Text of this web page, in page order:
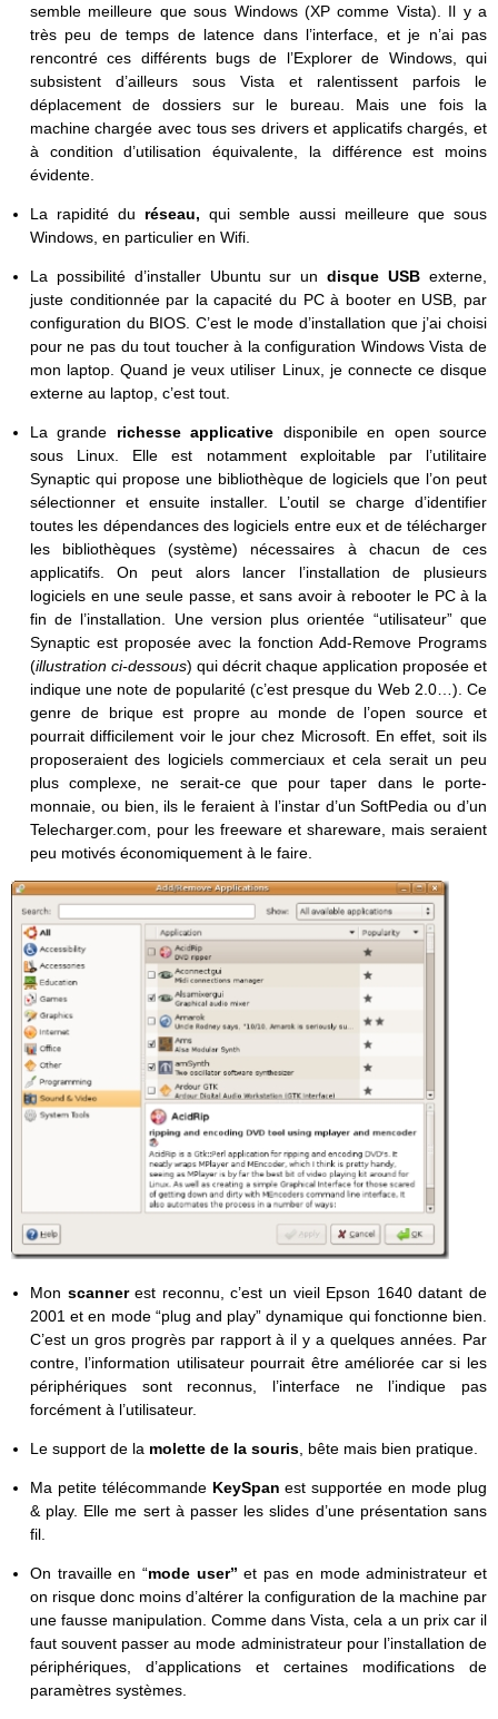
semble meilleure que sous Windows (XP comme Vista). Il y a
très peu de temps de latence dans l’interface, et je n’ai pas
rencontré ces différents bugs de l’Explorer de Windows, qui
subsistent d’ailleurs sous Vista et ralentissent parfois le
déplacement de dossiers sur le bureau. Mais une fois la
machine chargée avec tous ses drivers et applicatifs chargés, et
à condition d’utilisation équivalente, la différence est moins
évidente.
La rapidité du réseau, qui semble aussi meilleure que sous
Windows, en particulier en Wifi.
La possibilité d’installer Ubuntu sur undisque USB externe,
juste conditionnée par la capacité du PC à booter en USB, par
configuration du BIOS. C’est le mode d’installation que j’ai choisi
pour ne pas du tout toucher à la configuration Windows Vista de
mon laptop. Quand je veux utiliser Linux, je connecte ce disque
externe au laptop, c’est tout.
La grande richesse applicative disponibile en open source
sous Linux. Elle est notamment exploitable par l’utilitaire
Synaptic qui propose une bibliothèque de logiciels que l’on peut
sélectionner et ensuite installer. L’outil se charge d’identifier
toutes les dépendances des logiciels entre eux et de télécharger
les bibliothèques (système) nécessaires à chacun de ces
applicatifs. On peut alors lancer l’installation de plusieurs
logiciels en une seule passe, et sans avoir à rebooter le PC à la
fin de l’installation. Une version plus orientée “utilisateur” que
Synaptic est proposée avec la fonction Add-Remove Programs
(illustration ci-dessous) qui décrit chaque application proposée et
indique une note de popularité (c’est presque du Web 2.0…). Ce
genre de brique est propre au monde de l’open source et
pourrait difficilement voir le jour chez Microsoft. En effet, soit ils
proposeraient des logiciels commerciaux et cela serait un peu
plus complexe, ne serait-ce que pour taper dans le porte-
monnaie, ou bien, ils le feraient à l’instar d’un SoftPedia ou d’un
Telecharger.com, pour les freeware et shareware, mais seraient
peu motivés économiquement à le faire.
Mon scannerest reconnu, c’est un vieil Epson 1640 datant de
2001 et en mode “plug and play” dynamique qui fonctionne bien.
C’est un gros progrès par rapport à il y a quelques années. Par
contre, l’information utilisateur pourrait être améliorée car si les
périphériques sont reconnus, l’interface ne l’indique pas
forcément à l’utilisateur.
Le support de la molette de la souris, bête mais bien pratique.
Ma petite télécommande KeySpanest supportée en mode plug
& play. Elle me sert à passer les slides d’une présentation sans
fil.
On travaille en “mode user”et pas en mode administrateur et
on risque donc moins d’altérer la configuration de la machine par
une fausse manipulation. Comme dans Vista, cela a un prix car il
faut souvent passer au mode administrateur pour l’installation de
périphériques, d’applications et certaines modifications de
paramètres systèmes.